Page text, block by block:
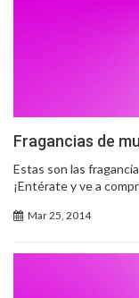
Fragancias de
Estas son las
¡Entérate y ve a
Mar 25, 2014